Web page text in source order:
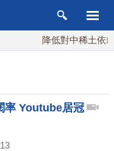
降低對中稀土依賴
率 Youtube居冠